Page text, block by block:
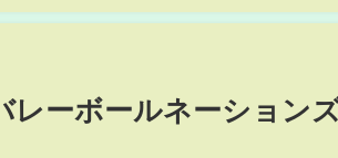
レーボールネーション